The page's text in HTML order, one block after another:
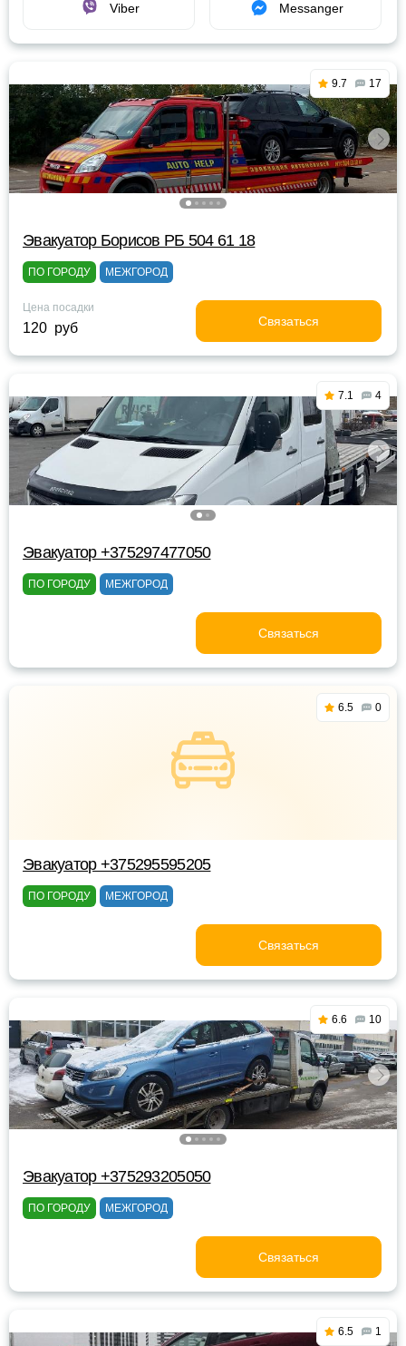
Viber Messanger
9.7 17
Эвакуатор Борисов РБ 504 61 18
ПО ГОРОДУ МЕЖГОРОД
Цена посадки
120 руб Связаться
7.1 4
Эвакуатор +375297477050
ПО ГОРОДУ МЕЖГОРОД
Связаться
6.5 0
Эвакуатор +375295595205
ПО ГОРОДУ МЕЖГОРОД
Связаться
6.6 10
Эвакуатор +375293205050
ПО ГОРОДУ МЕЖГОРОД
Связаться
6.5 1